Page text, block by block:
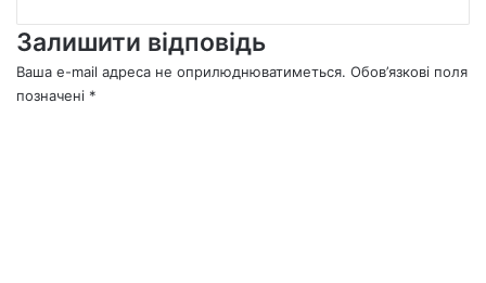
Залишити відповідь
Ваша e-mail адреса не оприлюднюватиметься. Обов’язкові поля
позначені *